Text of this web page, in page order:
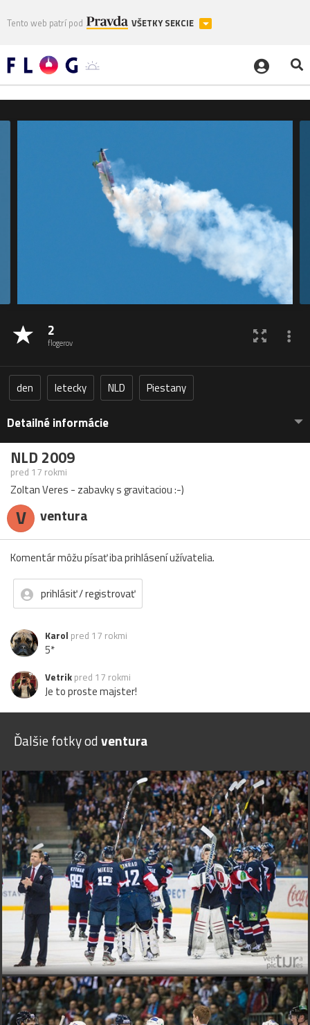
Tento web patrí pod VŠETKY SEKCIE
2
flogerov
den letecky NLD Piestany
Detailné informácie
NLD 2009
pred 17 rokmi
Zoltan Veres - zabavky s gravitaciou :-)
V ventura
Komentár môžu písať iba prihlásení užívatelia.
prihlásiť / registrovať
Karol pred 17 rokmi
5*
Vetrik pred 17 rokmi
Je to proste majster!
Ďalšie fotky odventura